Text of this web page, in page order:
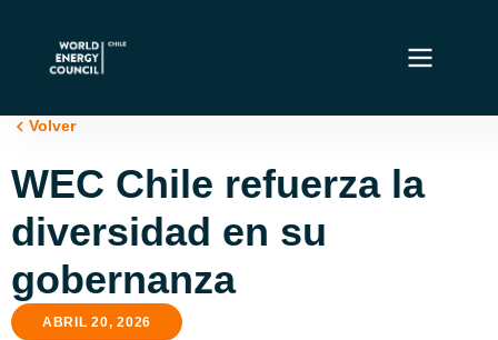
Volver
WEC Chile refuerza la
diversidad en su
gobernanza
ABRIL 20, 2026